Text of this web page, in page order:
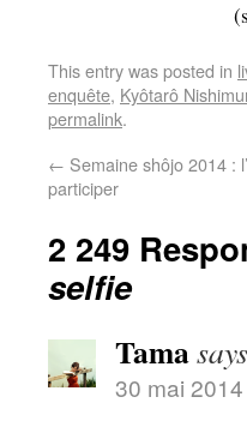
This entry was posted in
enquête, Kyôtarô
permalink.
← Semaine shôjo 2014 :
participer
2 249
selfie
Tama
30 mai